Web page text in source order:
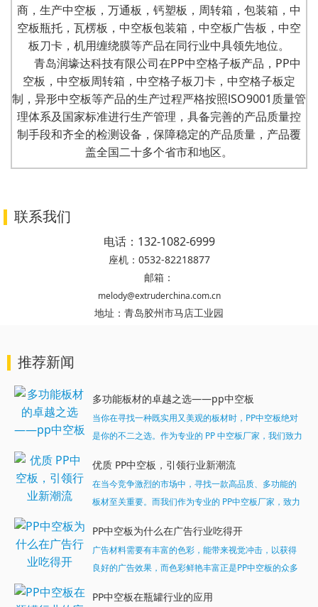
商，生产中空板，万通板，钙塑板，周转箱，包装箱，中
空板瓶托，瓦楞板，中空板包装箱，中空板广告板，中空
板刀卡，机用缠绕膜等产品在同行业中具领先地位。
青岛润壕达科技有限公司在PP中空格子板产品，PP中
空板，中空板周转箱，中空格子板刀卡，中空格子板定
制，异形中空板等产品的生产过程严格按照lSO9001质量管
理体系及国家标准进行生产管理，具备完善的产品质量控
制手段和齐全的检测设备，保障稳定的产品质量，产品覆
盖全国二十多个省市和地区。
联系我们
电话： 132-1082-6999
座机： 0532-82218877
邮箱：
melody@extruderchina.com.cn
地址： 青岛胶州市马店工业园
推荐新闻
多功能板材的卓越之选——pp中空板
当你在寻找一种既实用又美观的板材时，PP中空板绝对
是你的不二之选。作为专业的 PP 中空板厂家，我们致力
优质 PP中空板，引领行业新潮流
在当今竞争激烈的市场中，寻找一款高品质、多功能的
板材至关重要。而我们作为专业的 PP中空板厂家，致力
起深入了解一下我们的明星产品 ——PP中空板。...
PP中空板为什么在广告行业吃得开
广告材料需要有丰富的色彩，能带来视觉冲击，以获得
良好的广告效果，而色彩鲜艳丰富正是PP中空板的众多
样的严格苛刻性，这样的中空广告板深受行业的推崇。...
PP中空板在瓶罐行业的应用